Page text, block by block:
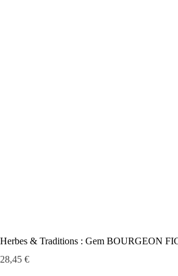
Herbes & Traditions : Gem BOURGEON
Prix
28,45 €